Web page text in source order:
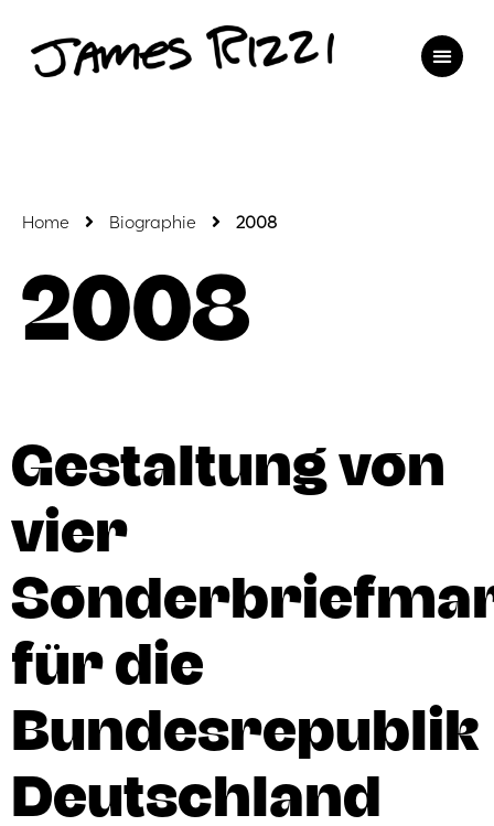
Home Biographie 2008
2008
Gestaltung von
vier
für die
Bundesrepublik
Deutschland